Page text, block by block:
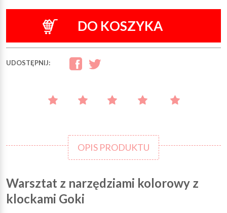
DO KOSZYKA
UDOSTĘPNIJ:
OPIS PRODUKTU
Warsztat z narzędziami kolorowy z
klockami Goki